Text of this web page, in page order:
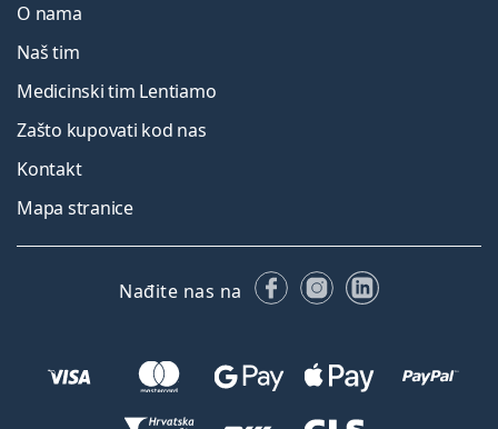
O nama
Naš tim
Medicinski tim Lentiamo
Zašto kupovati kod nas
Kontakt
Mapa stranice
Nađite nas na FacebookuInstagramu
LinkedIn